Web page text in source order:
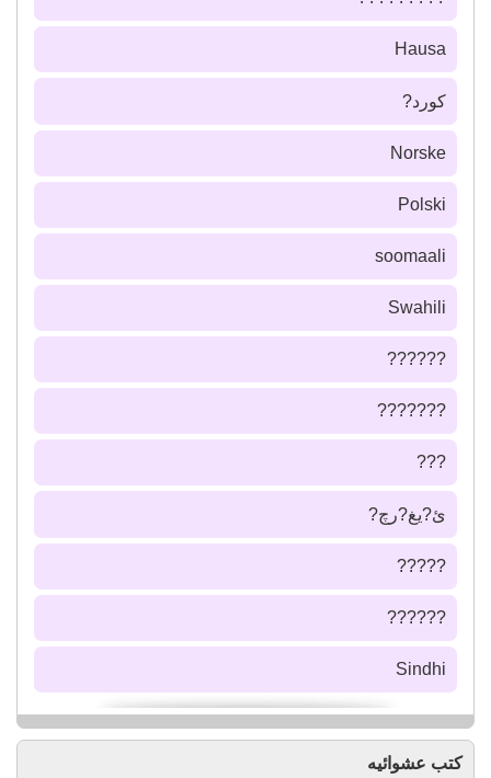
Hausa
كورد?
Norske
Polski
soomaali
Swahili
??????
???????
???
ئ?يغ?رچ?
?????
??????
Sindhi
كتب عشوائيه